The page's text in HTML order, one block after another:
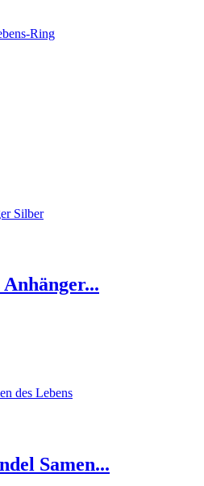
Anhänger...
Samen...